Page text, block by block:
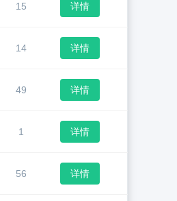
15 详情
14 详情
49 详情
1 详情
56 详情